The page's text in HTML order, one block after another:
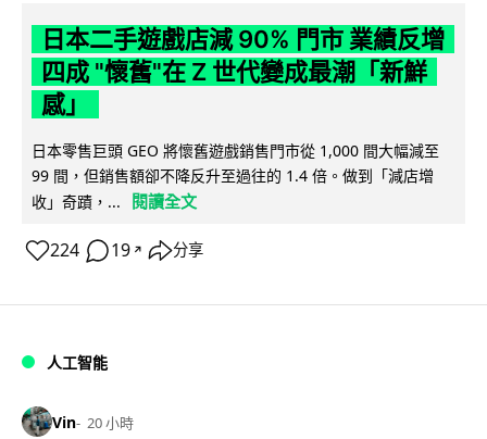
日本二手遊戲店減 90% 門市 業績反增
四成 "懷舊"在 Z 世代變成最潮「新鮮
感」
日本零售巨頭 GEO 將懷舊遊戲銷售門市從 1,000 間大幅減至
99 間，但銷售額卻不降反升至過往的 1.4 倍。做到「減店增
收」奇蹟，...
閱讀全文
224 19 ↗ 分享
人工智能
Vin 20 小時